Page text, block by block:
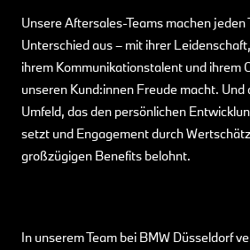
Unsere Aftersales-Teams machen jeden
Unterschied aus – mit ihrer
ihrem Kommunikationstalent und ihrem
unseren Kund:innen Freude macht. Und
Umfeld, das den persönlichen
setzt und Engagement durch
großzügigen Benefits belohnt.
In unserem Team bei BMW Düsseldorf